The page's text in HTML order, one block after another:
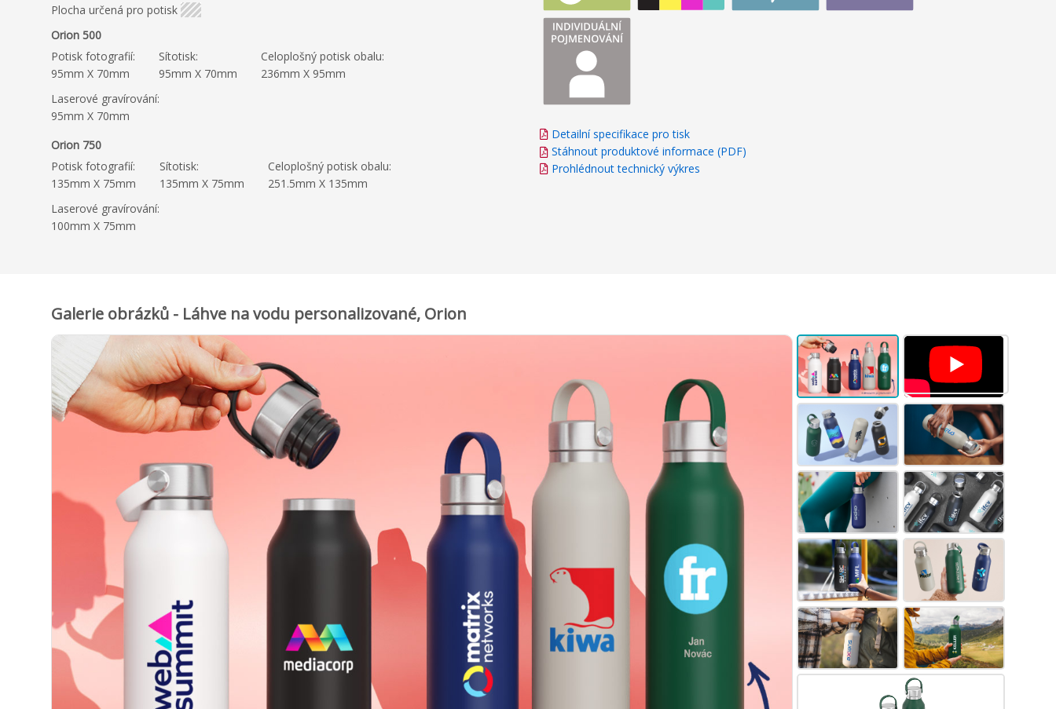
Plocha určená pro potisk
Orion 500
Potisk fotografií:
95mm X 70mm
Sítotisk:
95mm X 70mm
Celoplošný potisk obalu:
236mm X 95mm
Laserové gravírování:
95mm X 70mm
Orion 750
Potisk fotografií:
135mm X 75mm
Sítotisk:
135mm X 75mm
Celoplošný potisk obalu:
251.5mm X 135mm
Laserové gravírování:
100mm X 75mm
Detailní specifikace pro tisk
Stáhnout produktové informace (PDF)
Prohlédnout technický výkres
Galerie obrázků - Láhve na vodu personalizované, Orion